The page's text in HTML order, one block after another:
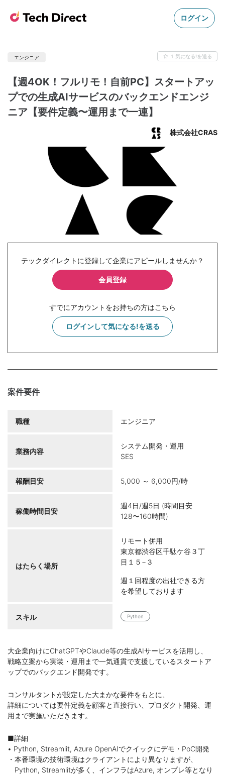
ログイン
エンジニア 1 気になる!を送る
【週4OK！フルリモ！自前PC】スタートアッ
プでの生成AIサービスのバックエンドエンジ
ニア【要件定義〜運用まで一連】
株式会社CRAS
テックダイレクトに登録して企業にアピールしませんか？
会員登録
すでにアカウントをお持ちの方はこちら
ログインして気になる!を送る
案件要件
職種 エンジニア
業務内容
システム開発・運用
SES
報酬目安 5,000 ～ 6,000円/時
稼働時間目安
週4日/週5日 (時間目安
128〜160時間)
はたらく場所
リモート併用
東京都渋谷区千駄ケ谷３丁
目１５−３
週１回程度の出社できる方
を希望しております
スキル Python
大企業向けにChatGPTやClaude等の生成AIサービスを活用し、
戦略立案から実装・運用まで一気通貫で支援しているスタートア
ップでのバックエンド開発です。
コンサルタントが設定した大まかな要件をもとに、
詳細については要件定義を顧客と直接行い、プロダクト開発、運
用まで実施いただきます。
■詳細
• Python, Streamlit, Azure OpenAIでクイックにデモ・PoC開発
・本番環境の技術環境はクライアントにより異なりますが、
Python, Streamlitが多く、インフラはAzure, オンプレ等となり